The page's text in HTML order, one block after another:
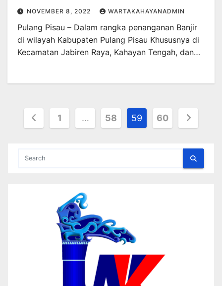
NOVEMBER 8, 2022 WARTAKAHAYANADMIN
Pulang Pisau – Dalam rangka penanganan Banjir
di wilayah Kabupaten Pulang Pisau Khususnya di
Kecamatan Jabiren Raya, Kahayan Tengah, dan…
Posts1 … 58 59 60